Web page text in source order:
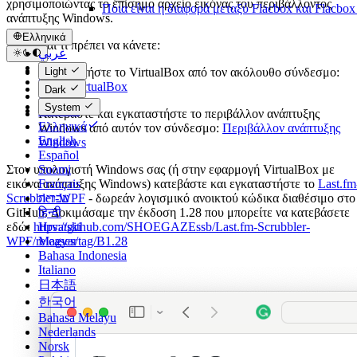
Ποια είναι η διαφορά μεταξύ Flacbox και
Ελληνικά
عربي
Català
Čeština
Dansk
Deutsch
Ελληνικά
English
Español
Suomi
Français
עברית
हिन्दी
Hrvatski
Magyar
Bahasa Indonesia
Italiano
日本語
한국어
Bahasa Melayu
Nederlands
Norsk
Light
Dark
System
χρησιμοποιώντας το επίσημο αρχείο εικόνας του περιβάλλοντος
ανάπτυξης Windows.
Εδώ είναι τι πρέπει να κάνετε:
Εγκαταστήστε το VirtualBox από τον ακόλουθο σύνδεσμο:
Λήψη VirtualBox
Κατεβάστε και εγκαταστήστε το περιβάλλον ανάπτυξης
Windows από αυτόν τον σύνδεσμο: Περιβάλλον ανάπτυξης
Windows
Στον υπολογιστή Windows σας (ή στην εφαρμογή VirtualBox με
εικόνα ανάπτυξης Windows) κατεβάστε και εγκαταστήστε το
Scrubbler-WPF - δωρεάν λογισμικό ανοικτού κώδικα διαθέσιμο στο
GitHub. Δοκιμάσαμε την έκδοση 1.28 που μπορείτε να κατεβάσετε
εδώ: https://github.com/SHOEGAZEssb/Last.fm-Scrubbler-
WPF/releases/tag/B1.28